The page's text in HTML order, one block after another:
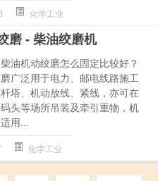
化学工业
磨 - 柴油绞磨机
油机动绞磨怎么固定比较好？
广泛用于电力、邮电线路施工
塔、机动放线、紧线，亦可在
头等场所吊装及牵引重物，机
用...
化学工业